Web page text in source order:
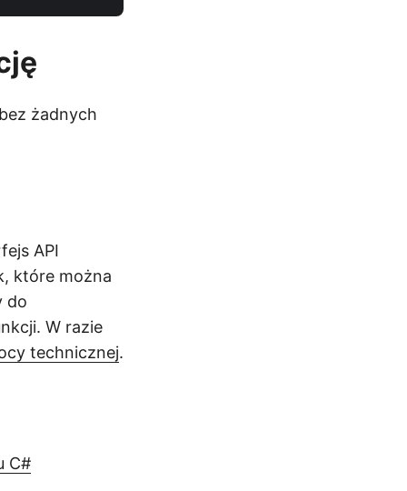
żadnych
API
które można
do
W razie
technicznej.
C#